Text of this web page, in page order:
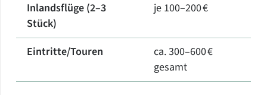
Inlandsflüge (2–3
Stück)
je 100–200 €
Eintritte/Touren
ca. 300–600 €
gesamt